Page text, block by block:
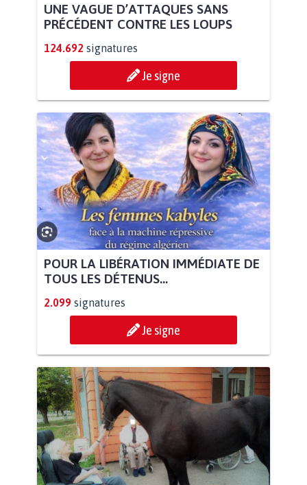
UNE VAGUE D’ATTAQUES SANS
PRÉCÉDENT CONTRE LES LOUPS
124.692 signatures
Je signe
POUR LA LIBÉRATION IMMÉDIATE DE
TOUS LES DÉTENUS...
2.099 signatures
Je signe